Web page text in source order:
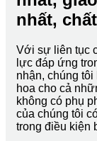
nhất,
Với sự liên tục
lực đáp ứng
nhận, chúng tôi
hoa cho cả
không có phụ
của chúng tôi
trong điều kiện